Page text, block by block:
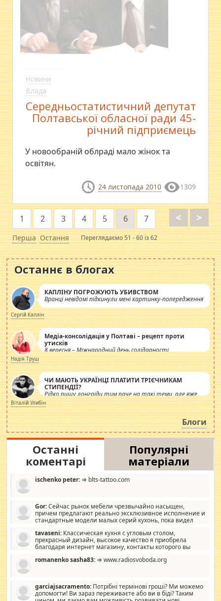
Новини
Влада
Середньостатистичний депутат
Полтавської обласної ради 45-
річний підприємець
У новообраній облраді мало жінок та
освітян.
24 листопада 2010 1309
Перша
<
1 2 3 4 5 6 7 >
Остання Переглядаємо 51 - 60 із 62
Останнє в блогах
КАПЛІНУ ПОГРОЖУЮТЬ УБИВСТВОМ
Вранці невідомі підкинули мені картинку-попередження
Сергій Каплін
Медіа-консолідація у Полтаві – рецепт проти
утисків
8 вересня – Міжнародний день солідарності
журналістів.
Надія Труш
ЧИ МАЮТЬ УКРАЇНЦІ ПЛАТИТИ ТРІЄЧНИКАМ
СТИПЕНДІЇ?
Рідко пишу лонгріди тим паче на такі теми, але вже
просто дістало! Обурюють сьогоднішні інсенуації
навколо стипендіального питання. Штучно
роздувається ще одна соціальна катастрофа.
Віталій Улибін
Блоги
Останні
коментарі
Популярні
матеріали
ischenko peter: ⇒ blts-tattoo.com
Gor:Сейчас рынок мебели чрезвычайно насыщен,
причем предлагают реально эксклюзивное исполнение и
стандартные модели малых серий кухонь, пока видел
стандартные формы, в MebelOk, креативненько и что главное -
со вкусом все в порядке, без ненужных наворотов удорожающих
мебель, а это не последний фактор.
tavaseni: Классическая кухня с угловым столом,
прекрасный дизайн, высокое качество я приобрела
благодаря интернет магазину, контакты которого вы
romanenko sasha83: ⇒ www.radiosvoboda.org
garciajsacramento: Потрібні термінові гроші? Ми можемо
допомогти! Ви зараз переживаєте або ви в біді? Таким